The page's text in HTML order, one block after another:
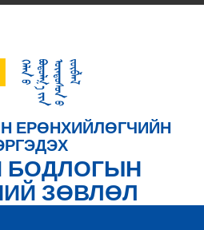
ЕРӨНХИЙЛӨГЧИЙН
БОДЛОГЫН
ЗӨВЛӨЛ